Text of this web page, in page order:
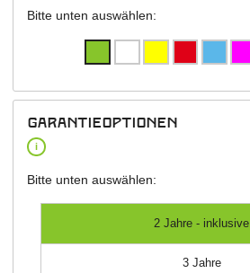
Bitte unten auswählen:
Garantieoptionen
i
Bitte unten auswählen:
2 Jahre - inklusive
3 Jahre